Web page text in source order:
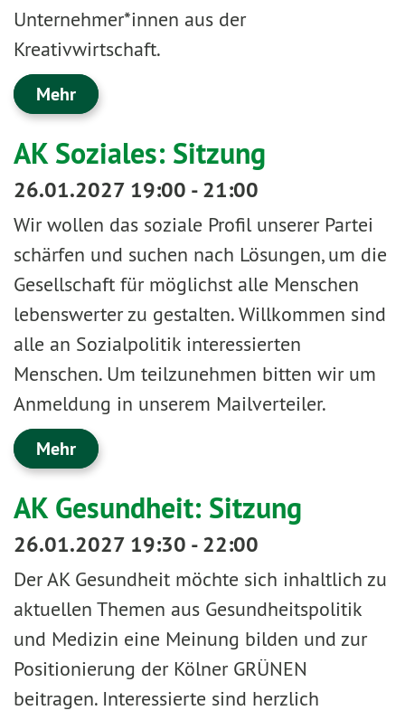
Unternehmer*innen aus der
Kreativwirtschaft.
Mehr
AK Soziales: Sitzung
26.01.2027 19:00 - 21:00
Wir wollen das soziale Profil unserer Partei
schärfen und suchen nach Lösungen, um die
Gesellschaft für möglichst alle Menschen
lebenswerter zu gestalten. Willkommen sind
alle an Sozialpolitik interessierten
Menschen. Um teilzunehmen bitten wir um
Anmeldung in unserem Mailverteiler.
Mehr
AK Gesundheit: Sitzung
26.01.2027 19:30 - 22:00
Der AK Gesundheit möchte sich inhaltlich zu
aktuellen Themen aus Gesundheitspolitik
und Medizin eine Meinung bilden und zur
Positionierung der Kölner GRÜNEN
beitragen. Interessierte sind herzlich